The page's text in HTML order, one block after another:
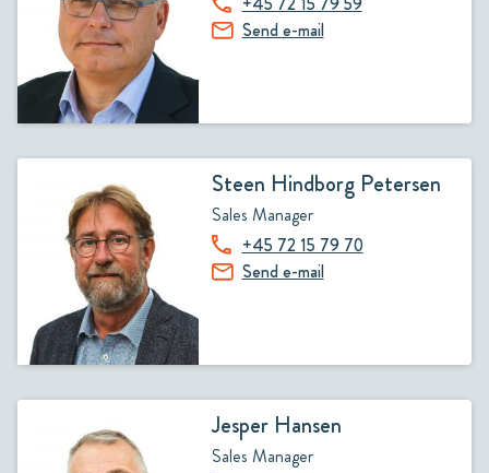
Send e-mail
Steen Hindborg Petersen
Sales Manager
+45 72 15 79 70
Send e-mail
Jesper Hansen
Sales Manager